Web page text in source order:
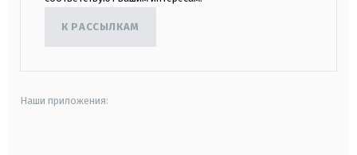
К РАССЫЛКАМ
Наши приложения: